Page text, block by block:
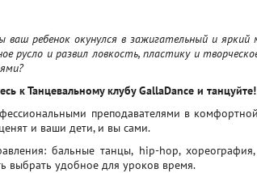
ребенок окунулся в зажигательный и яркий
русло и развил ловкость, пластику и
к Танцевальному клубуGallaDance и танцуйте!
преподавателями в
и ваши дети, и вы сами.
бальные танцы, hip-hop,
выбрать удобное для уроков время.